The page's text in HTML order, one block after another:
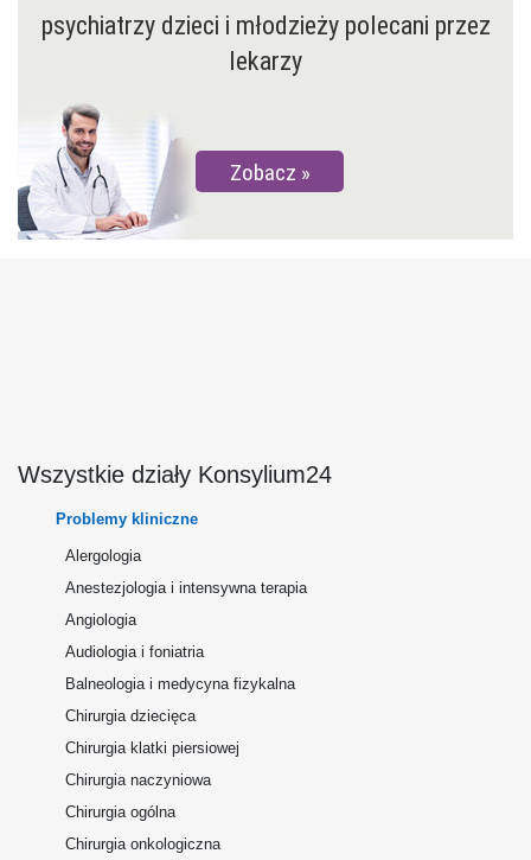
psychiatrzy dzieci i młodzieży polecani przez
lekarzy
Zobacz
Wszystkie działy Konsylium24
Problemy kliniczne
Alergologia
Anestezjologia i intensywna terapia
Angiologia
Audiologia i foniatria
Balneologia i medycyna fizykalna
Chirurgia dziecięca
Chirurgia klatki piersiowej
Chirurgia naczyniowa
Chirurgia ogólna
Chirurgia onkologiczna